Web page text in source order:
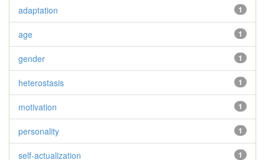
1
adaptation
1
age
1
gender
1
heterostasis
1
motivation
1
personality
1
self-actualization